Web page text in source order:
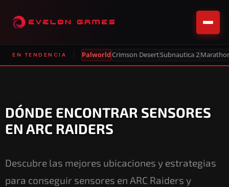
EN TENDENCIA PalworldCrimson DesertSubnautica 2
DÓNDE ENCONTRAR SENSORES
EN ARC RAIDERS
Descubre las mejores ubicaciones y estrategias
para conseguir sensores en ARC Raiders y